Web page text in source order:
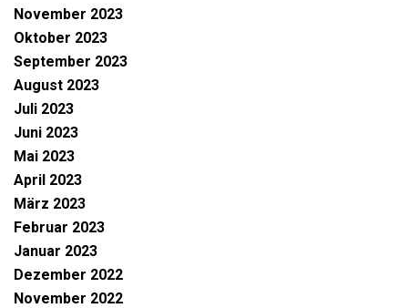
November 2023
Oktober 2023
September 2023
August 2023
Juli 2023
Juni 2023
Mai 2023
April 2023
März 2023
Februar 2023
Januar 2023
Dezember 2022
November 2022